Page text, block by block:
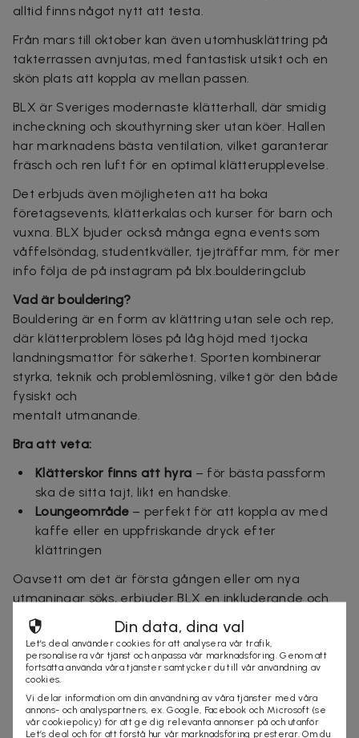
alltid finns något nytt att testa.
Från mars till oktober kan även utomhusklättring på
takterrassen avnjutas, med fantastisk utsikt och en
skön plats att koppla av mellan passen.
BLX är Sveriges modernaste klätterhall, där smidig
incheckning och skouthyrning sker utan köer. Hallen
har marknadens bästa ventilation, vilket garanterar
fräsch och ren luft för en optimal klätterupplevelse.
Det erbjuds även möjligheten att ha boka
företagsevents, klätterkalas och kurser för barn och
vuxna. BLX bjuder också många egna events som
våffelsöndag, studentkväller, tjejträffar mm, för mer
info följa de på instagram på blx.boulderingclub
Vad är bouldering?
Bouldering är en form av klättring utan sele och rep,
där klätterproblem löses på låg höjd med tjocka
landningsmattor för säkerhet. Sporten kombinerar
styrka, teknik och problemlösning, vilket gör den både
fysiskt och
mentalt utmanande.
Bra att veta:
Klätterskor finns att hyra – för bästa passform
ska de sitta tajt, likt en handske.
Loungeområde– perfekt för att koppla av med
kaffe eller en uppfriskande dryck efter
klättringen
Oavsett om det är första gången eller om nya
utmaningar söks, erbjuder BLX en inkluderande och
inspirerande miljö för alla.
Klättring för barn på BLX
BLX rekommenderas för barn från 6 år, men även
yngre barn med intresse för klättring är välkomna. En
barnanpassad klättervägg finns i träningsrummet
direkt till vänster efter trappan.
Din data, dina val
Let’s deal använder cookies för att analysera vår trafik,
personalisera vår tjänst och anpassa vår marknadsföring. Genom att
fortsätta använda våra tjänster samtycker du till vår användning av
cookies.
Vi delar information om din användning av våra tjänster med våra
annons- och analyspartners, ex. Google, Facebook och Microsoft (se
vår cookiepolicy) för att ge dig relevanta annonser på och utanför
Let’s deal och för att förstå hur vår marknadsföring presterar. Om du